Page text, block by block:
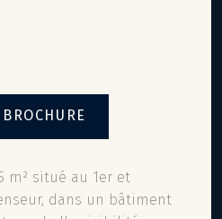
m² situé au 1er et
dans un bâtiment